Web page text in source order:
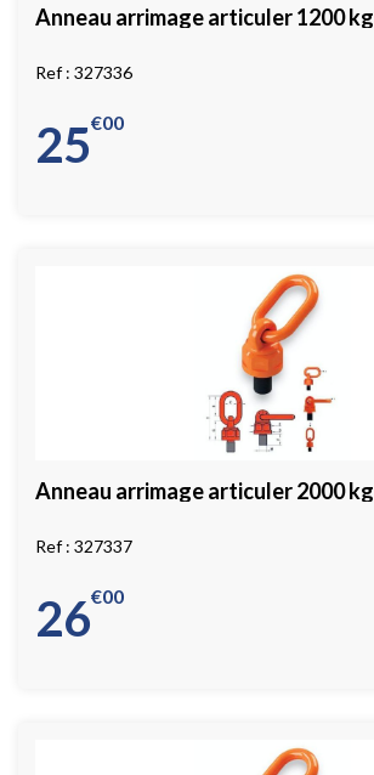
Anneau arrimage articuler 1200 kg
327336
25 00
€
Anneau arrimage articuler 2000 kg
327337
26 00
€